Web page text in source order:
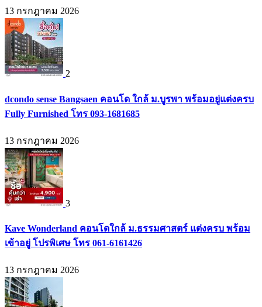
13 กรกฎาคม 2026
2
dcondo sense Bangsaen คอนโด ใกล้ ม.บูรพา พร้อมอยู่แต่งครบ
Fully Furnished โทร 093-1681685
13 กรกฎาคม 2026
3
Kave Wonderland คอนโดใกล้ ม.ธรรมศาสตร์ แต่งครบ พร้อม
เข้าอยู่ โปรพิเศษ โทร 061-6161426
13 กรกฎาคม 2026